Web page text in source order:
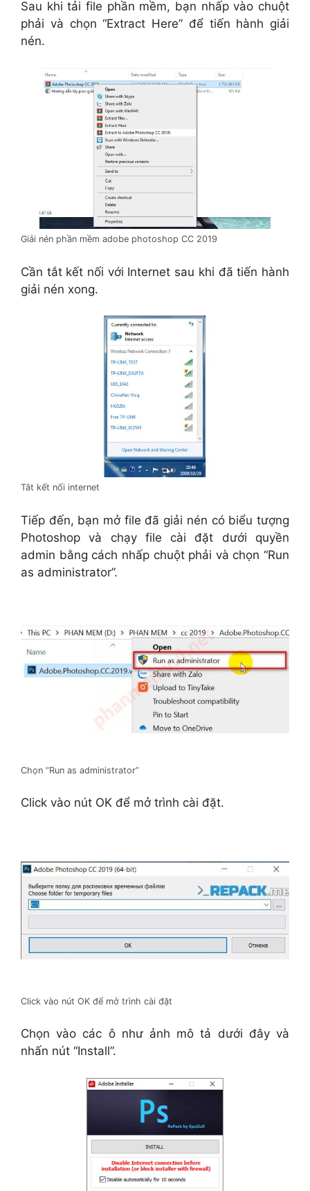
Sau khi tải file phần mềm, bạn nhấp vào chuột
phải và chọn “Extract Here” để tiến hành giải
nén.
Giải nén phần mềm adobe photoshop CC 2019
Cần tắt kết nối với Internet sau khi đã tiến hành
giải nén xong.
Tắt kết nối internet
Tiếp đến, bạn mở file đã giải nén có biểu tượng
Photoshop và chạy file cài đặt dưới quyền
admin bằng cách nhấp chuột phải và chọn “Run
as administrator”.
Chọn “Run as administrator”
Click vào nút OK để mở trình cài đặt.
Click vào nút OK để mở trình cài đặt
Chọn vào các ô như ảnh mô tả dưới đây và
nhấn nút “Install”.